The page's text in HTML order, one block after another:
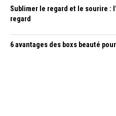
Sublimer le regard et le sourire :
regard
6 avantages des boxs beauté